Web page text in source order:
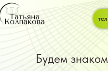
Будем